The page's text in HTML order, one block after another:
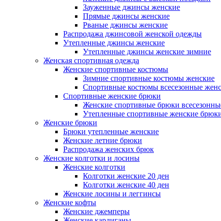
Зауженные джинсы женские
Прямые джинсы женские
Рваные джинсы женские
Распродажа джинсовой женской одежды
Утепленные джинсы женские
Утепленные джинсы женские зимние
Женская спортивная одежда
Женские спортивные костюмы
Зимние спортивные костюмы женские
Спортивные костюмы всесезонные
Спортивные женские брюки
Женские спортивные брюки
Утепленные спортивные женские
Женские брюки
Брюки утепленные женские
Женские летние брюки
Распродажа женских брюк
Женские колготки и лосины
Женские колготки
Колготки женские 20 ден
Колготки женские 40 ден
Женские лосины и леггинсы
Женские кофты
Женские джемперы